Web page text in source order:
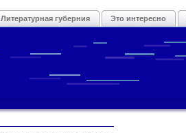
Литературная губерния Это интересно